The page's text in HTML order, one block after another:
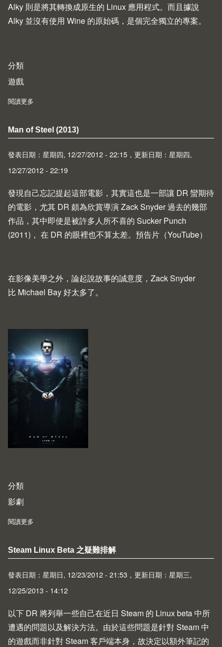
Alky 則是將其轉換成原生的 Linux 應用程式。而且據說
Alky 並沒有使用 Wine 的原始碼，是個完全獨立的專案。
分類
遊戲
閱讀更多
Man of Steel (2013)
發表日期：星期四, 12/27/2012 - 22:15，更新日期：星期四,
12/27/2012 - 22:19
發現自己忘記提起這部電影，其實這也是一部讓 DR 蠻期待
的電影，尤其 DR 頗為欣賞導演 Zack Snyder 過去的幾部
作品，其中即使是被許多人所不喜的 Sucker Punch
(2011) ， 在 DR 的眼裡也不算太差。 預告片（YouTube）
在影像美學之外，論起說故事的誠意度，Zack Snyder
比 Michael Bay 好太多了。
分類
影劇
閱讀更多
Steam Linux Beta 之疑難排解
發表日期：星期日, 12/23/2012 - 21:53，更新日期：星期三,
12/25/2013 - 14:12
以下 DR 將列舉一些自己在近日 Steam 的 Linux beta 中所
遭遇的問題以及解決方法。由於這些問題是針對 Steam 中
的遊戲而非針對 Steam 客戶端本身，故決定以額外筆記的